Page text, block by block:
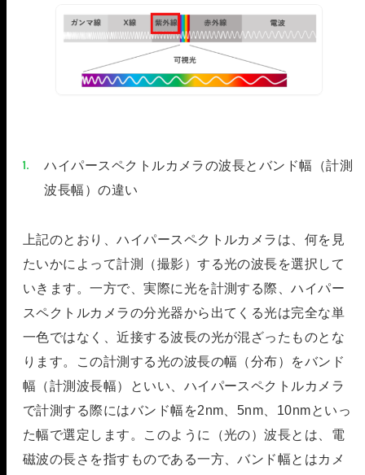
ハイパースペクトルカメラの波長とバンド幅（計測
波長幅）の違い
上記のとおり、ハイパースペクトルカメラは、何を見
たいかによって計測（撮影）する光の波長を選択して
いきます。一方で、実際に光を計測する際、ハイパー
スペクトルカメラの分光器から出てくる光は完全な単
一色ではなく、近接する波長の光が混ざったものとな
ります。この計測する光の波長の幅（分布）をバンド
幅（計測波長幅）といい、ハイパースペクトルカメラ
で計測する際にはバンド幅を2nm、5nm、10nmといっ
た幅で選定します。このように（光の）波長とは、電
磁波の長さを指すものである一方、バンド幅とはカメ